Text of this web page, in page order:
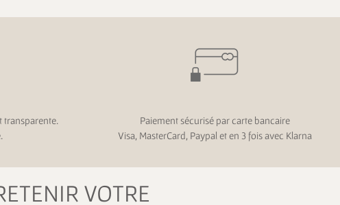
transparente.
Paiement sécurisé par carte bancaire
Visa, MasterCard, Paypal et en 3 fois avec Klarna
VOTRE